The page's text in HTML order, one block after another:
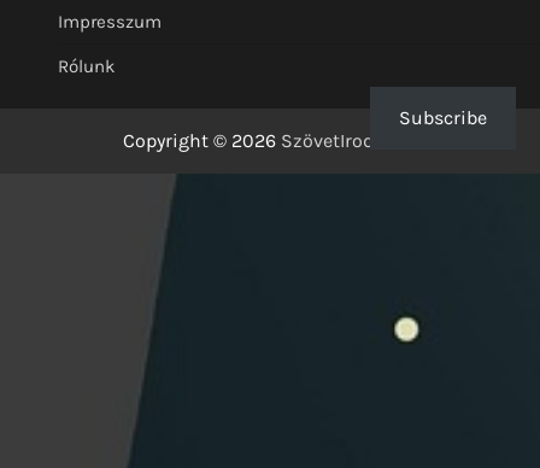
Impresszum
Rólunk
Copyright © 2026 SzövetIrodalom
Subscribe